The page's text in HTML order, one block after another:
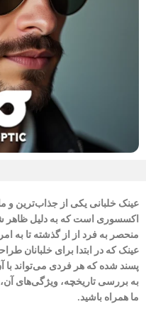
عینک خلبانی یکی از جذاب‌ترین و
اکسسوری است که به دلیل ظاهر
منحصر به ‌فرد از از گذشته تا به
عینک که در ابتدا برای خلبانان
پسند شده که هر فردی می‌تواند با
به بررسی تاریخچه، ویژگی‌های آن،
ما همراه باشید.